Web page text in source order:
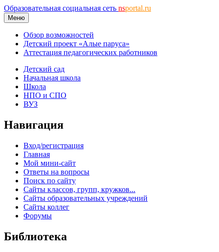
Образовательная социальная сеть nsportal.ru
Меню
Обзор возможностей
Детский проект «Алые паруса»
Аттестация педагогических работников
Детский сад
Начальная школа
Школа
НПО и СПО
ВУЗ
Навигация
Вход/регистрация
Главная
Мой мини-сайт
Ответы на вопросы
Поиск по сайту
Сайты классов, групп, кружков...
Сайты образовательных учреждений
Сайты коллег
Форумы
Библиотека